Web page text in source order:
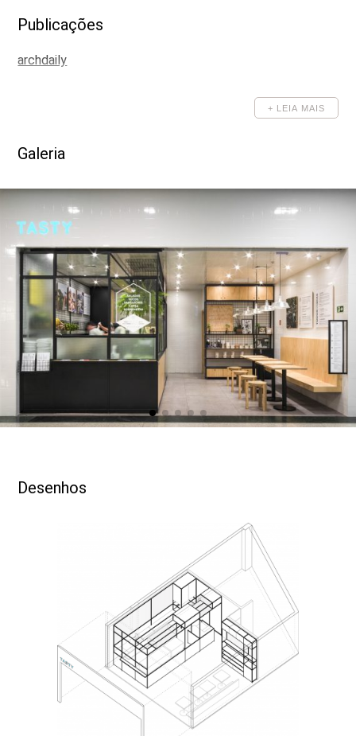
Publicações
archdaily
+ LEIA MAIS
Galeria
Desenhos